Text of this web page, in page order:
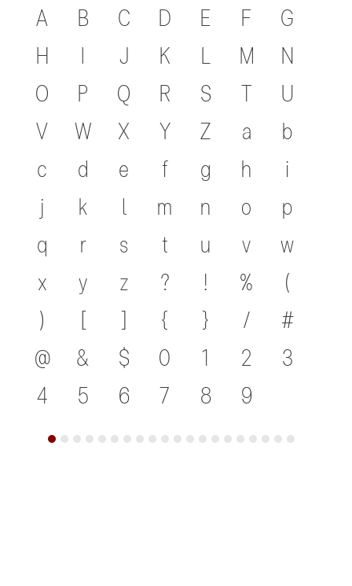
A B C D E F
G
H
J K L M
N
O
P Q R S
U
V
W X Y Z a
b
c
d e f g h
i
j
k l m n o
p
q
r s t u v
w
x
y z ? ! %
(
)
{ } /
#
@
& $ 0 2
3
4
5 6 7 8 9